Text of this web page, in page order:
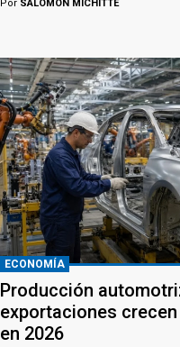
Por SALOMÓN MICHITTE
ECONOMÍA
Producción
exportaciones
en 2026